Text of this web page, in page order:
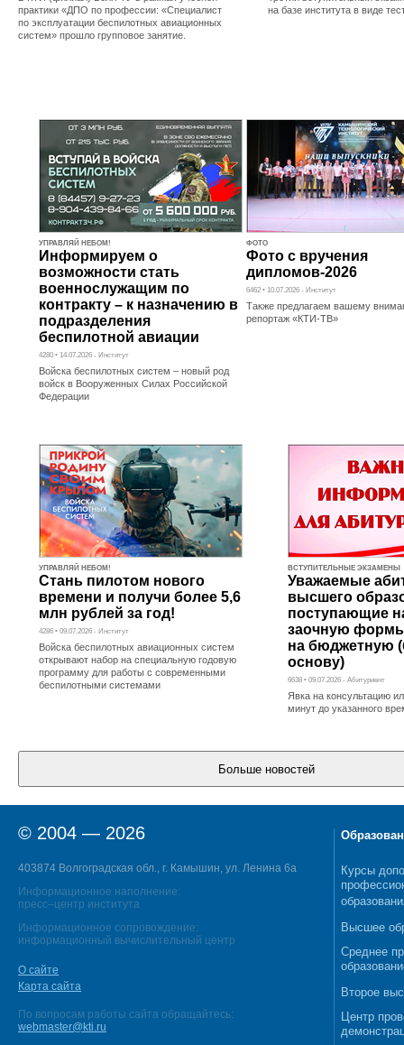
практики «ДПО по профессии: «Специалист
по эксплуатации беспилотных авиационных
систем» прошло групповое занятие.
на базе института в виде
УПРАВЛЯЙ НЕБОМ!
Информируем о
возможности стать
военнослужащим по
контракту – к назначению в
подразделения
беспилотной авиации
4280 • 14.07.2026 - Институт
Войска беспилотных систем – новый род
войск в Вооруженных Силах Российской
Федерации
ФОТО
Фото с вручения
дипломов-2026
6462 • 10.07.2026 - Институт
Также предлагаем вашему
репортаж «КТИ-ТВ»
УПРАВЛЯЙ НЕБОМ!
Стань пилотом нового
времени и получи более 5,6
млн рублей за год!
4286 • 09.07.2026 - Институт
Войска беспилотных авиационных систем
открывают набор на специальную годовую
программу для работы с современными
беспилотными системами
ВСТУПИТЕЛЬНЫЕ ЭКЗАМЕНЫ
Уважаемые
высшего
поступающие
заочную
на бюджетную
основу)
6638 • 09.07.2026 - Абитуриент
Явка на консультацию
минут до указанного
© 2004 — 2026
403874 Волгоградская обл., г. Камышин, ул. Ленина 6а
Информационное наполнение:
пресс–центр института
Информационное сопровождение:
информационный вычислительный центр
О сайте
Карта сайта
По вопросам работы сайта обращайтесь:
webmaster@kti.ru
Курсы
Высшее
Среднее
Второе
Центр